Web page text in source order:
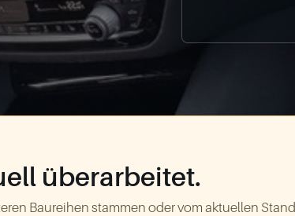
überarbeitet.
Baureihen stammen oder vom aktuellen Stand